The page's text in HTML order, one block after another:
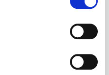
geographical location
scanning it for
Friseurhandwerk | Erwin Wenzel